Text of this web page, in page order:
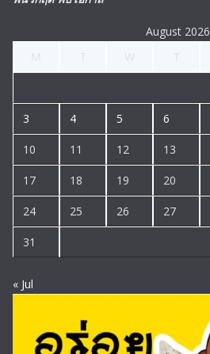
August 2026
3 4 5 6
10 11 12 13
17 18 19 20
24 25 26 27
31
« Jul